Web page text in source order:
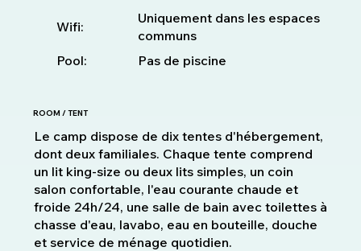
Wifi:
Uniquement dans les espaces
communs
Pool:
Pas de piscine
ROOM / TENT
Le camp dispose de dix tentes d'hébergement,
dont deux familiales. Chaque tente comprend
un lit king-size ou deux lits simples, un coin
salon confortable, l'eau courante chaude et
froide 24h/24, une salle de bain avec toilettes à
chasse d'eau, lavabo, eau en bouteille, douche
et service de ménage quotidien.